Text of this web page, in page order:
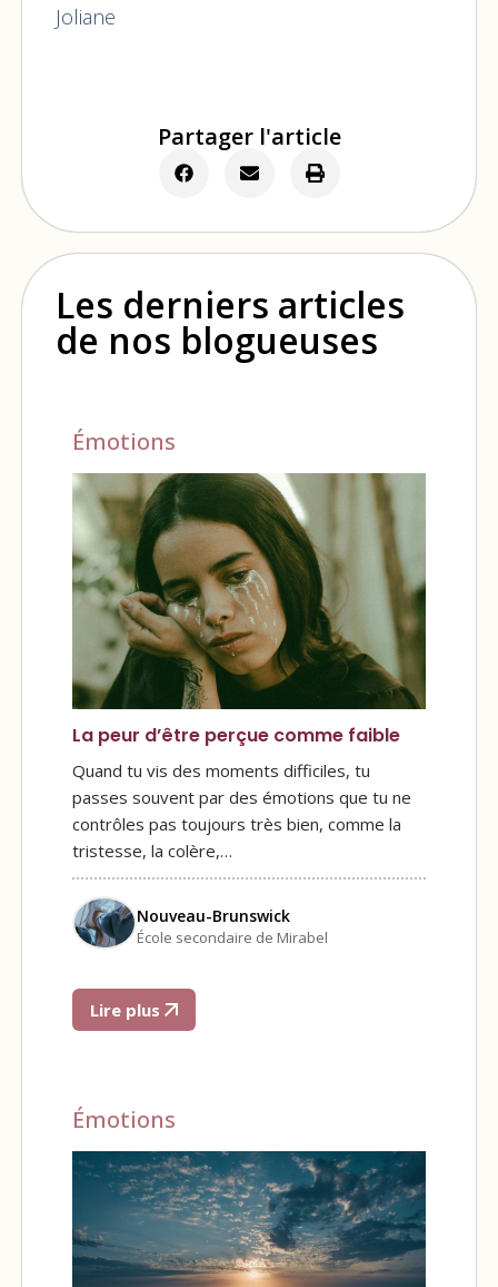
Joliane
Partager l'article
Les derniers articles
de nos blogueuses
Émotions
La peur d’être perçue comme faible
Quand tu vis des moments difficiles, tu
passes souvent par des émotions que tu ne
contrôles pas toujours très bien, comme la
tristesse, la colère,…
Nouveau-Brunswick
École secondaire de Mirabel
Lire plus
Émotions